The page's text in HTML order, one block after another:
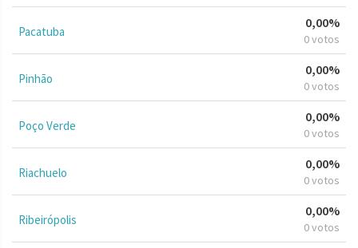
Pacatuba
0,00%
0 votos
Pinhão
0,00%
0 votos
Poço Verde
0,00%
0 votos
Riachuelo
0,00%
0 votos
Ribeirópolis
0,00%
0 votos